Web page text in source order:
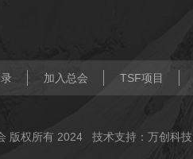
加入总会 TSF项目
版权所有 2024 技术支持：万创科技